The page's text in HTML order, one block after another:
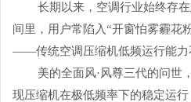
长期以来，空调行业始终存
间里，用户常陷入“开窗怕雾霾花
——传统空调压缩机低频运行能力
美的全面风·风尊三代的问世
现压缩机在极低频率下的稳定运